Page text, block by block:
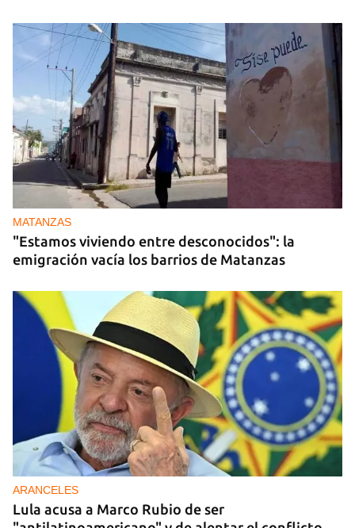
MATANZAS
"Estamos viviendo entre desconocidos": la
emigración vacía los barrios de Matanzas
ARANCELES
Lula acusa a Marco Rubio de ser